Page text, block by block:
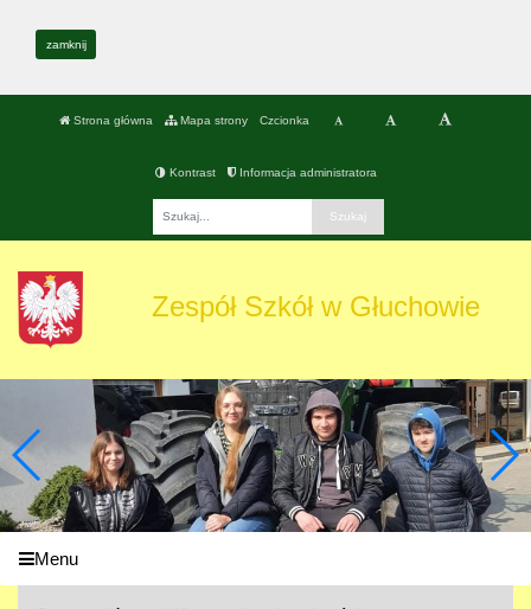
zamknij
Strona główna Mapa strony Czcionka
Kontrast Informacja administratora
Zespół Szkół w Głuchowie
Menu